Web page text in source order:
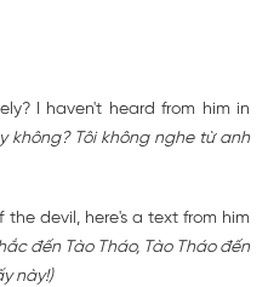
I haven't heard from him in
không? Tôi không nghe từ anh
the devil , here's a text from him
đến Tào Tháo, Tào Tháo đến
này!)